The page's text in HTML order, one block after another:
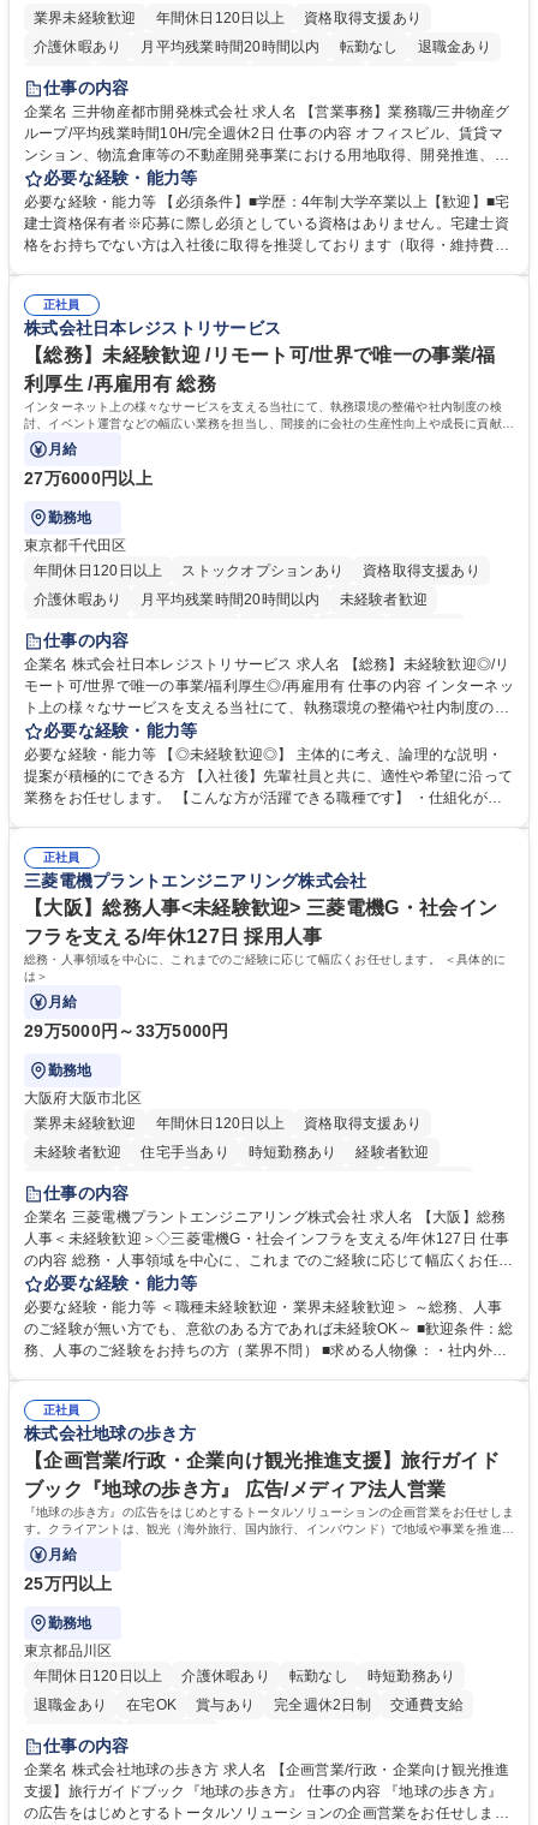
業界未経験歓迎
年間休日120日以上
資格取得支援あり
介護休暇あり
月平均残業時間20時間以内 転勤なし
退職金あり
在宅OK
賞与あり
駅近5分以内
土日祝休み 寮・社宅あり
仕事の内容
企業名 三井物産都市開発株式会社 求人名 【営業事務】業務職/三井物産グ
ループ/平均残業時間10H/完全週休2日 仕事の内容 オフィスビル、賃貸マ
ンション、物流倉庫等の不動産開発事業における用地取得、開発推進、賃
貸運営、売却、仲介・活用提案等を行う営業部門において事務業務を担当
いただきます。 【詳細】・契約書管理、契約書製本、捺印対応、ファイリ
ング、登記簿取得、調書取得・支払業務（各種費用支払、支払管理、請
求・支払データ登録、取引先マスター申請対応）・予算作成及び予実管
の他に担当頂く業務が発生する場合があります。 募集職種 【営業事務】
業務職/三井物産グループ/平均残業時間10H/完全週休2日
必要な経験・能力等
必要な経験・能力等 【必須条件】■学歴：4年制大学卒業以上【歓迎】■宅
建士資格保有者※応募に際し必須としている資格はありません。宅建士資
格をお持ちでない方は入社後に取得を推奨しております（取得・維持費用
ション力がある方。 ・チャレンジを厭わず、粘り強く業務に取り組める
方。多様な関係者と謙虚に信頼関係を構築でき、期限を意識したスケジュ
ール管理が出来る方。※将来的に他部署（営業部門、コーポレート部門）
へのジョブローテーションの可能性があります。 学歴・資格 学歴：大学
院 大学 語学力： 資格：宅地建物取引士
正社員
株式会社日本レジストリサービス
【総務】未経験歓迎 /リモート可/世界で唯一の事業/福
利厚生 /再雇用有 総務
インターネット上の様々なサービスを支える当社にて、執務環境の整備や社内制度の検
討、イベント運営などの幅広い業務を担当し、間接的に会社の生産性向上や成長に貢献し
ている部署です。
月給
27万6000円以上
勤務地
東京都千代田区
年間休日120日以上
ストックオプションあり
資格取得支援あり
介護休暇あり
月平均残業時間20時間以内
未経験者歓迎
住宅手当あり
完全週休2日制
交通費支給 駅近5分以内 土日祝休み 服装自由
仕事の内容
企業名 株式会社日本レジストリサービス 求人名 【総務】未経験歓迎◎/リ
モート可/世界で唯一の事業/福利厚生◎/再雇用有 仕事の内容 インターネッ
ト上の様々なサービスを支える当社にて、執務環境の整備や社内制度の検
討、イベント運営などの幅広い業務を担当し、間接的に会社の生産性向上
や成長に貢献している部署です。 会社の全メンバーが安心して長く成果を
発揮できる環境を整えるために、毎日のメンテナンスや維持管理に加え、
新たな施策検討を積極的に行っていただき、会社全体を巻き込み課題解決
幅広い業務の体得が可能で、多様なキャリアパスを描くことも可能です。
募集職種 【総務】未経験歓迎◎/リモート可/世界で唯一の事業/福利厚生◎/
再雇用有
必要な経験・能力等
必要な経験・能力等 【◎未経験歓迎◎】 主体的に考え、論理的な説明・
提案が積極的にできる方 【入社後】先輩社員と共に、適性や希望に沿って
業務をお任せします。 【こんな方が活躍できる職種です】 ・仕組化が好
対処できる・新しいことに興味関心がある 【魅力】■自己啓発支援：資格
取得や通信教育など費用の80%（年間25万円まで）を補助 ■住宅手当：家
賃の50%（月額7万円まで）を補助 学歴・資格 学歴：大学院 大学 語学
力： 資格：
正社員
三菱電機プラントエンジニアリング株式会社
【大阪】総務人事<未経験歓迎> 三菱電機G・社会イン
フラを支える/年休127日 採用人事
総務・人事領域を中心に、これまでのご経験に応じて幅広くお任せします。 ＜具体的に
は＞
月給
29万5000円～33万5000円
勤務地
大阪府大阪市北区
業界未経験歓迎
年間休日120日以上
資格取得支援あり
未経験者歓迎
住宅手当あり 時短勤務あり
経験者歓迎
退職金あり
駅近5分以内
土日祝休み 服装自由 寮・社宅あり 食事補助あり
仕事の内容
企業名 三菱電機プラントエンジニアリング株式会社 求人名 【大阪】総務
人事＜未経験歓迎＞◇三菱電機G・社会インフラを支える/年休127日 仕事
の内容 総務・人事領域を中心に、これまでのご経験に応じて幅広くお任せ
します。 ＜具体的には＞ ・総務/人事労務（給与・社保・勤怠管理など）
・採用・教育研修 ・福利厚生運用 など ※基本的には事務所勤務ですが、
採用や教育等の業務内容により、関西圏以外への日帰り・宿泊を伴う国内
出張もございます。 ※担当業務を持ちつつ、お互いに助け合いながら、総
必要な経験・能力等
必要な経験・能力等 ＜職種未経験歓迎・業界未経験歓迎＞ ～総務、人事
のご経験が無い方でも、意欲のある方であれば未経験OK～ ■歓迎条件：総
務、人事のご経験をお持ちの方（業界不問） ■求める人物像：・社内外の
正社員
株式会社地球の歩き方
【企画営業/行政・企業向け観光推進支援】旅行ガイド
ブック『地球の歩き方』 広告/メディア法人営業
『地球の歩き方』の広告をはじめとするトータルソリューションの企画営業をお任せしま
す。クライアントは、観光（海外旅行、国内旅行、インバウンド）で地域や事業を推進し
たい国内外の行政や企業です。
月給
25万円以上
勤務地
東京都品川区
年間休日120日以上
介護休暇あり 転勤なし
時短勤務あり
退職金あり
在宅OK 賞与あり 完全週休2日制
交通費支給
駅近5分以内
仕事の内容
企業名 株式会社地球の歩き方 求人名 【企画営業/行政・企業向け観光推進
支援】旅行ガイドブック『地球の歩き方』 仕事の内容 『地球の歩き方』
の広告をはじめとするトータルソリューションの企画営業をお任せしま